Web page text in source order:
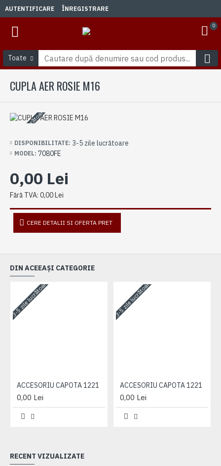
AUTENTIFICARE ÎNREGISTRARE
0
Toate
CUPLA AER ROSIE M16
3-5 zile lucrătoare
DISPONIBILITATE: 3-5 zile lucrătoare
MODEL: 7080FE
0,00 Lei
Fără TVA: 0,00 Lei
CERE DETALII SI OFERTA PRET
DIN ACEEAȘI CATEGORIE
3-5 zile lucrătoare
ACCESORIU CAPOTA 1221
0,00 Lei
3-5 zile lucrătoare
ACCESORIU CAPOTA 1221
0,00 Lei
RECENT VIZUALIZATE